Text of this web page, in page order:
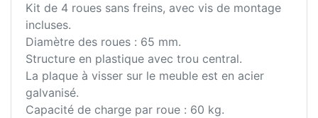
Kit de 4 roues sans freins, avec vis de montage
incluses.
Diamètre des roues : 65 mm.
Structure en plastique avec trou central.
La plaque à visser sur le meuble est en acier
galvanisé.
Capacité de charge par roue : 60 kg.